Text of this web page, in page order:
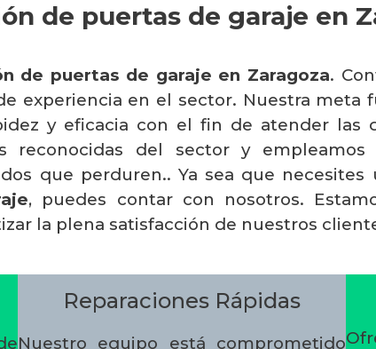
de puertas de garaje en
de puertas de garaje en Zaragoza.
experiencia en el sector. Nuestra meta
y eficacia con el fin de atender las
reconocidas del sector y
que perduren.. Ya sea que necesites
, puedes contar con nosotros.
la plena satisfacción de nuestros
Reparaciones Rápidas
Nuestro equipo está comprometido